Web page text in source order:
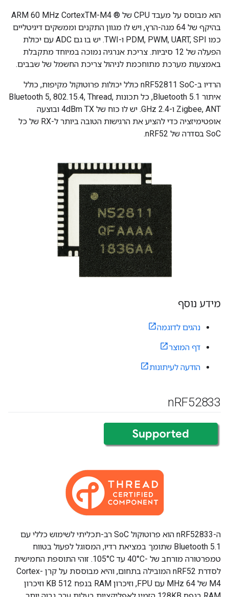
הוא מבוסס על מעבד CPU של ® ARM 60 MHz CortexTM-M4
בהיקף של 64 מגה-הרץ, ויש לו מגוון התקנים וממשקים דיגיטליים
כמו PDM, PWM, UART, SPI ו-TWI. יש בו גם ADC עם יכולת
הפעלה של 12 סיביות. צריכת אנרגיה נמוכה במיוחד מתקבלת
באמצעות מערכת מתוחכמת לניהול צריכת החשמל של שבבים.
הרדיו ב-nRF52811 SoC כולל יכולות פרוטוקול מקיפות, כולל
איתור Bluetooth 5.1, כל תכונות Bluetooth 5, 802.15.4, Thread,
Zigbee, ANT ו-2.4 GHz. יש לו כוח של 4dBm TX ובוצעה
אופטימיזציה כדי להציע את הרגישות הטובה ביותר ל-RX של כל
SoC בסדרה של nRF52.
מידע נוסף
נהגים לדוגמה
דף המוצר
הודעה לעיתונות
nRF52833
ה-nRF52833 הוא פרוטוקול SoC רב-תכליתי לשימוש כללי עם
Bluetooth 5.1 שתומך במציאת רדיו, המסוגל לפעול בטווח
טמפרטורה מורחב של -40°C עד 105°C. זוהי התוספת החמישית
לסדרת nRF52 המובילה בתחום, והיא מבוססת על קרן Cortex-
M4 של 64 MHz עם FPU, וזיכרון RAM בנפח 512 KB וזיכרון